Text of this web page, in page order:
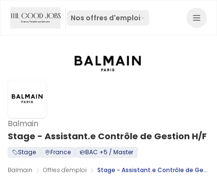
Nos offres d'emploi
Stage - Assistant.e Contrôle de Gestion H/F
Balmain
Stage France BAC +5 / Master
Balmain Offres d'emploi Stage - Assistant.e Contrôle de Gestion H/F